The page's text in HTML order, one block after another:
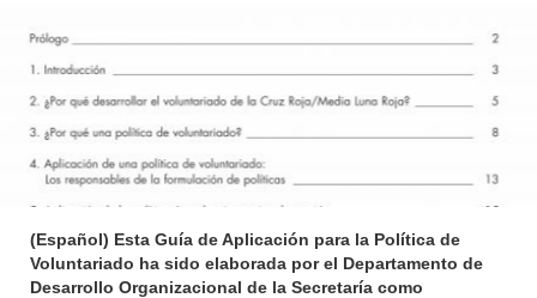
(Español) Esta Guía de Aplicación para la Política de
Voluntariado ha sido elaborada por el Departamento de
Desarrollo Organizacional de la Secretaría como